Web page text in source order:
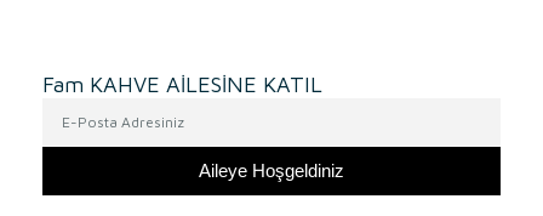
Fam KAHVE AİLESİNE KATIL
Aileye Hoşgeldiniz